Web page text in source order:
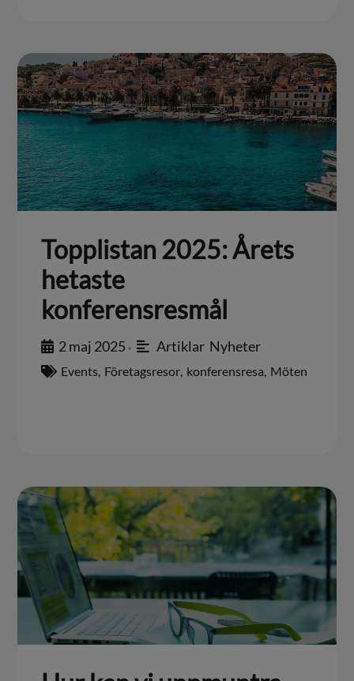
Topplistan 2025: Årets
hetaste
konferensresmål
2 maj 2025 • Artiklar, Nyheter
Events, Företagsresor, konferensresa, Möten